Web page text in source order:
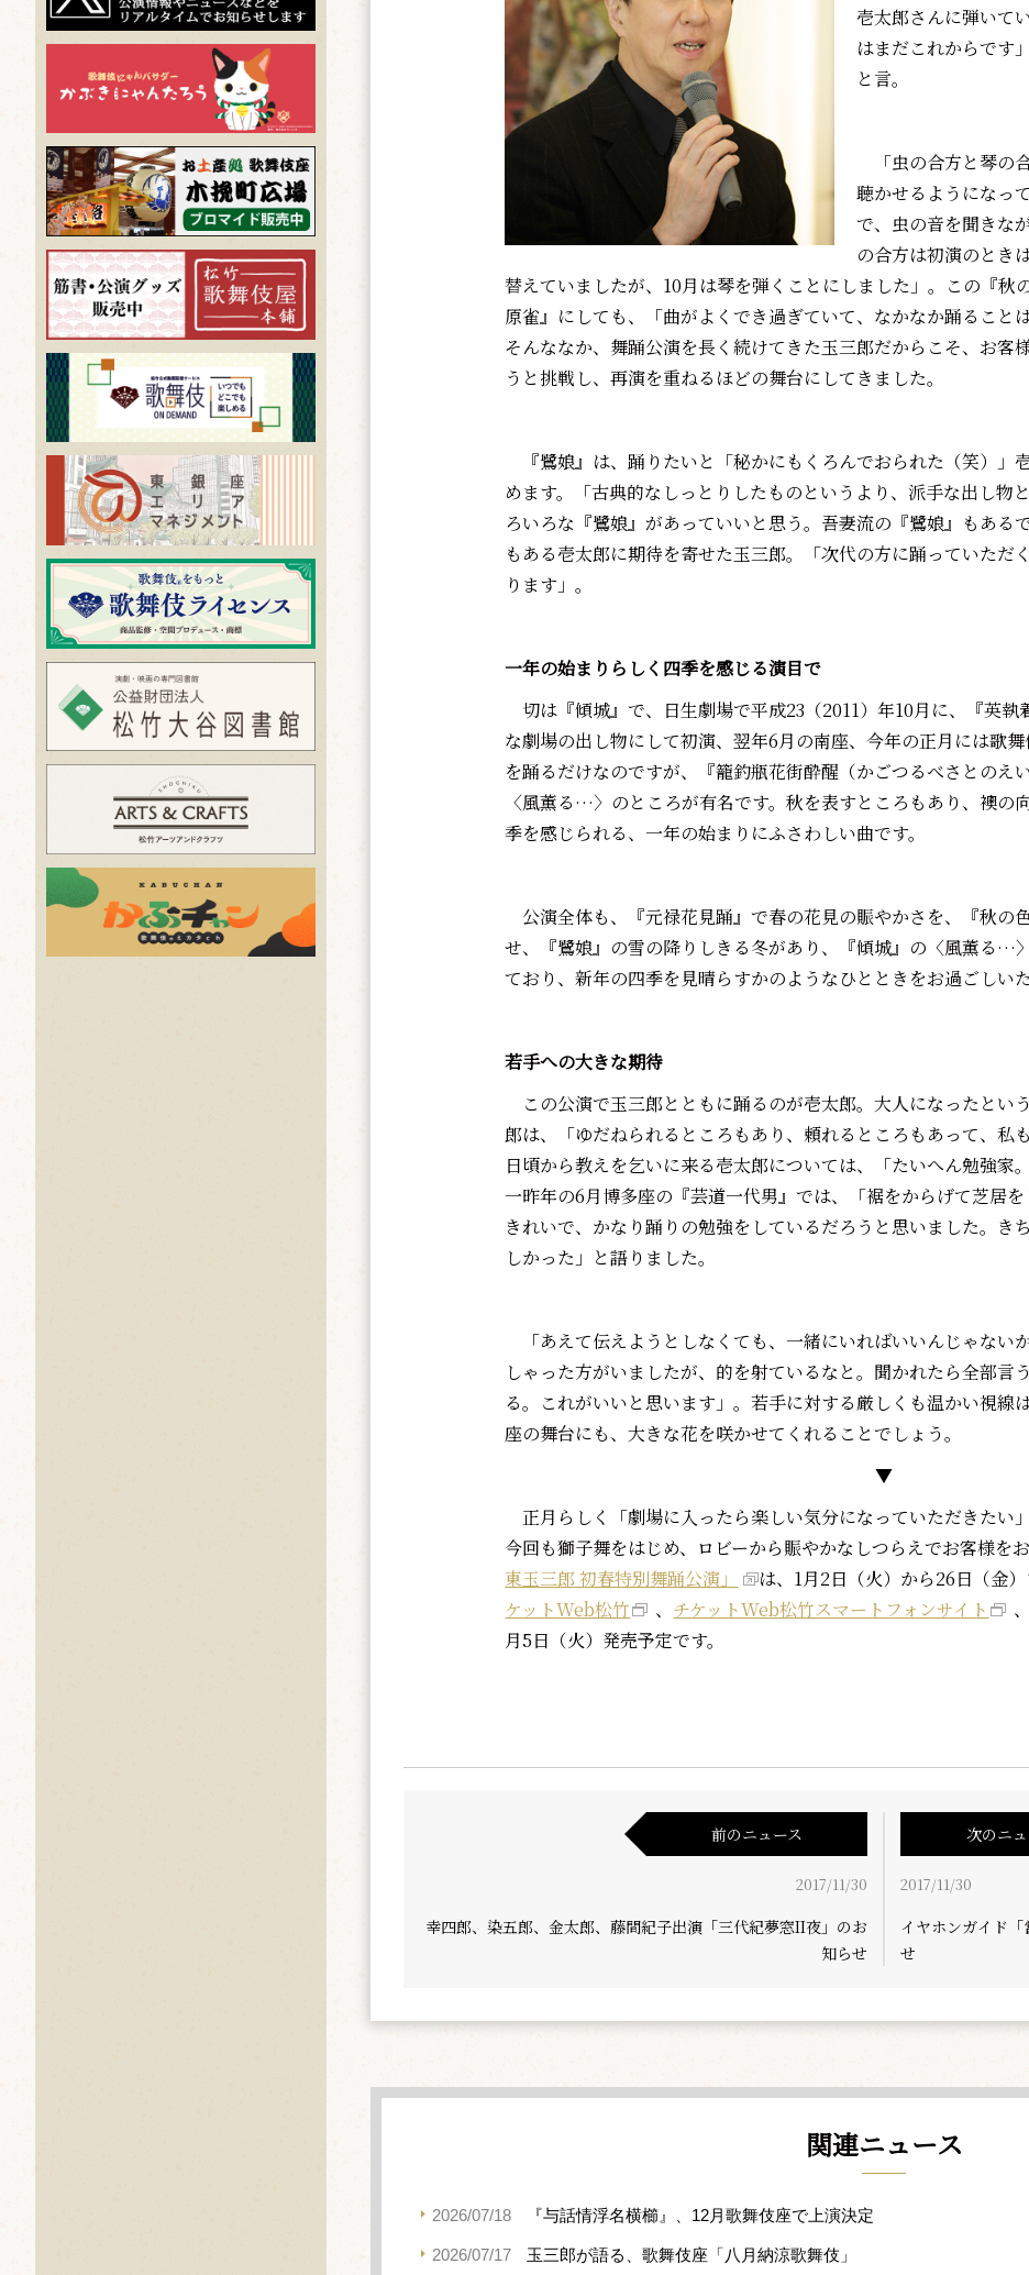
壱太郎さんに弾いて
はまだこれからです
と言。
「虫の合方と琴の
聴かせるようになっ
で、虫の音を聞きな
の合方は初演のとき
替えていましたが、10月は琴を弾くことにしました」。この『秋
原雀』にしても、「曲がよくでき過ぎていて、なかなか踊ること
そんななか、舞踊公演を長く続けてきた玉三郎だからこそ、お客
うと挑戦し、再演を重ねるほどの舞台にしてきました。
『鷺娘』は、踊りたいと「秘かにもくろんでおられた（笑）」
めます。「古典的なしっとりしたものというより、派手な出し物
ろいろな『鷺娘』があっていいと思う。吾妻流の『鷺娘』もある
もある壱太郎に期待を寄せた玉三郎。「次代の方に踊っていただ
ります」。
一年の始まりらしく四季を感じる演目で
切は『傾城』で、日生劇場で平成23（2011）年10月に、『英執
な劇場の出し物にして初演、翌年6月の南座、今年の正月には歌
を踊るだけなのですが、『籠釣瓶花街酔醒（かごつるべさとのえ
〈風薫る…〉のところが有名です。秋を表すところもあり、襖の
季を感じられる、一年の始まりにふさわしい曲です。
公演全体も、『元禄花見踊』で春の花見の賑やかさを、『秋の
せ、『鷺娘』の雪の降りしきる冬があり、『傾城』の〈風薫る…
ており、新年の四季を見晴らすかのようなひとときをお過ごしいた
若手への大きな期待
この公演で玉三郎とともに踊るのが壱太郎。大人になったとい
郎は、「ゆだねられるところもあり、頼れるところもあって、私
日頃から教えを乞いに来る壱太郎については、「たいへん勉強家
一昨年の6月博多座の『芸道一代男』では、「裾をからげて芝居
きれいで、かなり踊りの勉強をしているだろうと思いました。き
しかった」と語りました。
「あえて伝えようとしなくても、一緒にいればいいんじゃない
しゃった方がいましたが、的を射ているなと。聞かれたら全部言
る。これがいいと思います」。若手に対する厳しくも温かい視線
座の舞台にも、大きな花を咲かせてくれることでしょう。
▼
正月らしく「劇場に入ったら楽しい気分になっていただきたい
今回も獅子舞をはじめ、ロビーから賑やかなしつらえでお客様を
東玉三郎 初春特別舞踊公演」
は、1月2日（火）から26日（金）
ケットWeb松竹
、 チケットWeb松竹スマートフォンサイト 、
月5日（火）発売予定です。
前のニュース
2017/11/30
幸四郎、染五郎、金太郎、藤間紀子出演「三代紀夢窓II夜」のお
知らせ
次のニ
2017/11/30
イヤホンガイド
せ
関連ニュース
2026/07/18 『与話情浮名横櫛』、12月歌舞伎座で上演決定
2026/07/17 玉三郎が語る、歌舞伎座「八月納涼歌舞伎」